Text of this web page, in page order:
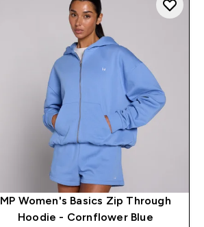
MP Women's Basics Zip Through
Hoodie - Cornflower Blue